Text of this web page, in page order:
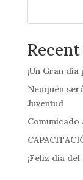
¡Un Gran
Neuquén
Juventud
Comunicado
¡Feliz día